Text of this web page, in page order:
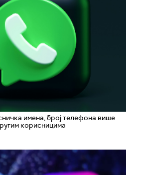
имена, број телефона више
корисницима